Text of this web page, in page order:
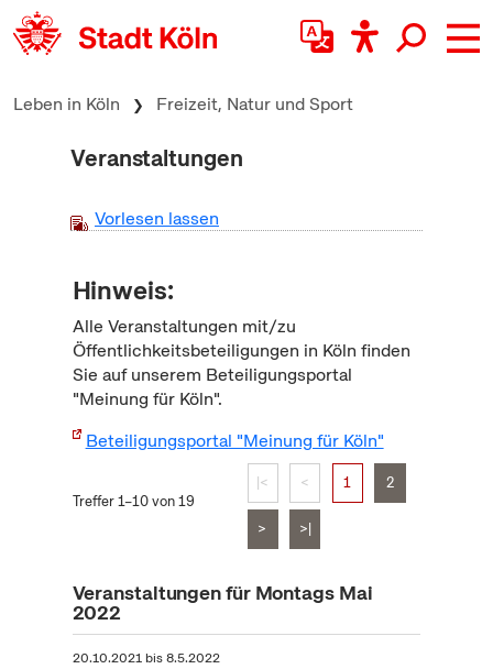
zum Inhalt springen
Leben in Köln Freizeit, Natur und Sport
Veranstaltungen
Vorlesen lassen
Hinweis:
Alle Veranstaltungen mit/zu
Öffentlichkeitsbeteiligungen in Köln finden
Sie auf unserem Beteiligungsportal
"Meinung für Köln".
Beteiligungsportal "Meinung für Köln"
Treffer 1–10 von 19
|< < 1 2
> >|
Veranstaltungen für Montags Mai
2022
20.10.2021bis8.5.2022